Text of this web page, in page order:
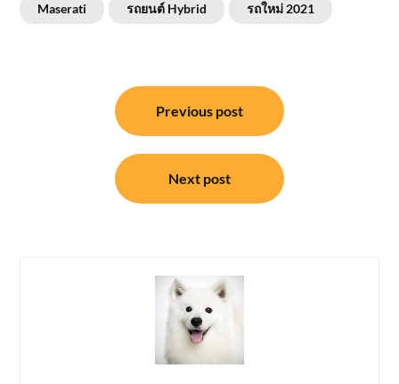
Maserati รถยนต์ Hybrid รถใหม่ 2021
Previous post
Next post